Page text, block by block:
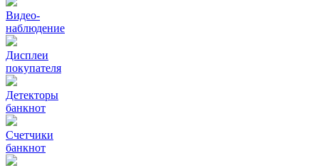
Видео‑
наблюдение
Дисплеи
покупателя
Детекторы
банкнот
Счетчики
банкнот